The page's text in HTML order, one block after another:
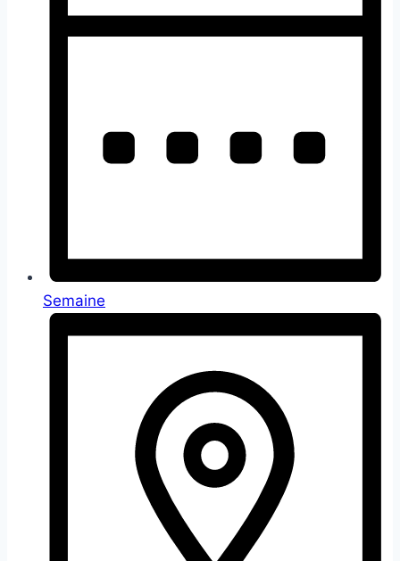
Semaine